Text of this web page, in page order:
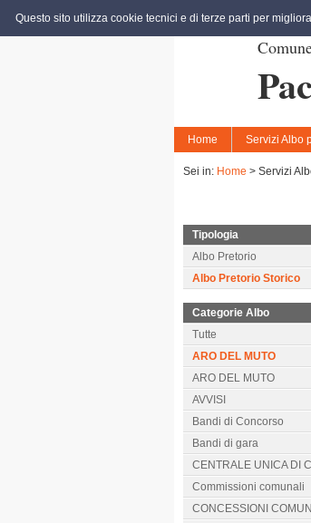
Home Servizi Albo
Sei in: Home > Servizi
Tipologia
Albo Pretorio
Albo Pretorio Storico
Categorie Albo
Tutte
ARO DEL MUTO
ARO DEL MUTO
AVVISI
Bandi di Concorso
Bandi di gara
CENTRALE UNICA DI
Commissioni comunali
CONCESSIONI
Questo sito utilizza cookie tecnici e di terze parti per